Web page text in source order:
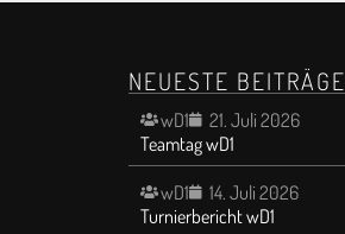
NEUESTE BEITRÄGE
wD1
21. Juli 2026
Teamtag wD1
wD1
14. Juli 2026
Turnierbericht wD1